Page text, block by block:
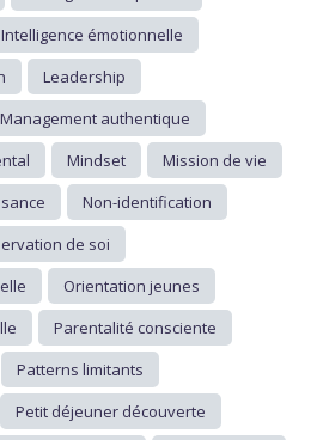
Intelligence émotionnelle
Leadership
Management authentique
Mindset
Mission de vie
Non-identification
de soi
Orientation jeunes
Parentalité consciente
Patterns limitants
Petit déjeuner découverte